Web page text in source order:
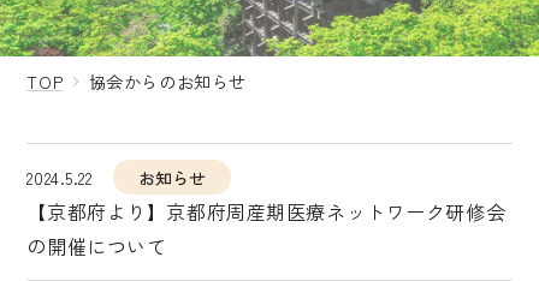
TOP 協会からのお知らせ
2024.5.22 お知らせ
【京都府より】京都府周産期医療ネットワーク研修会
の開催について